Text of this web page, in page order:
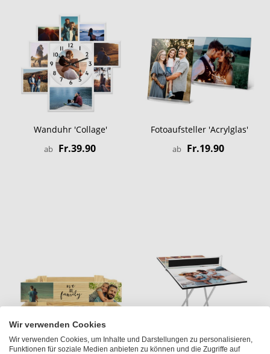
Wanduhr 'Collage'
ab Fr.39.90
Fotoaufsteller 'Acrylglas'
ab Fr.19.90
Wir verwenden Cookies
Wir verwenden Cookies, um Inhalte und Darstellungen zu personalisieren,
Funktionen für soziale Medien anbieten zu können und die Zugriffe auf